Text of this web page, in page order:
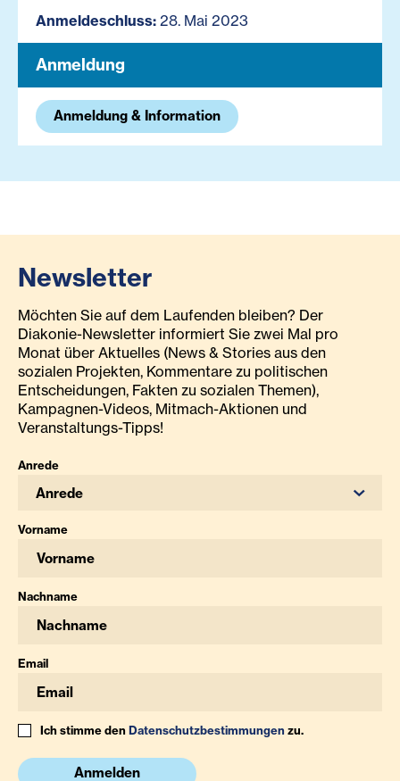
Anmeldeschluss: 28. Mai 2023
Anmeldung
Anmeldung & Information
Newsletter
Möchten Sie auf dem Laufenden bleiben? Der
Diakonie-Newsletter informiert Sie zwei Mal pro
Monat über Aktuelles (News & Stories aus den
sozialen Projekten, Kommentare zu politischen
Entscheidungen, Fakten zu sozialen Themen),
Kampagnen-Videos, Mitmach-Aktionen und
Veranstaltungs-Tipps!
Anrede
Anrede
Vorname
Nachname
Email
Ich stimme denDatenschutzbestimmungenzu.
Anmelden